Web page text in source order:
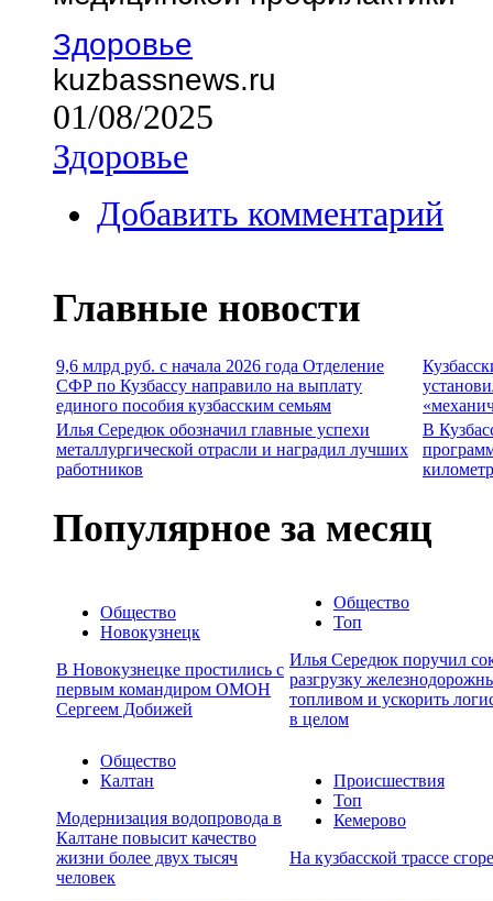
Здоровье
kuzbassnews.ru
01/08/2025
Здоровье
Добавить комментарий
Главные новости
9,6 млрд руб. с начала 2026 года Отделение
СФР по Кузбассу направило на выплату
единого пособия кузбасским семьям
Илья Середюк обозначил главные успехи
металлургической отрасли и наградил лучших
работников
В
Популярное за месяц
Общество
Новокузнецк
В Новокузнецке простились с
первым командиром ОМОН
Сергеем Добижей
Общество
Топ
Илья Середюк поручил
разгрузку
топливом и ускорить
в целом
Общество
Калтан
Модернизация водопровода в
Калтане повысит качество
жизни более двух тысяч
человек
Происшествия
Топ
Кемерово
На кузбасской трассе